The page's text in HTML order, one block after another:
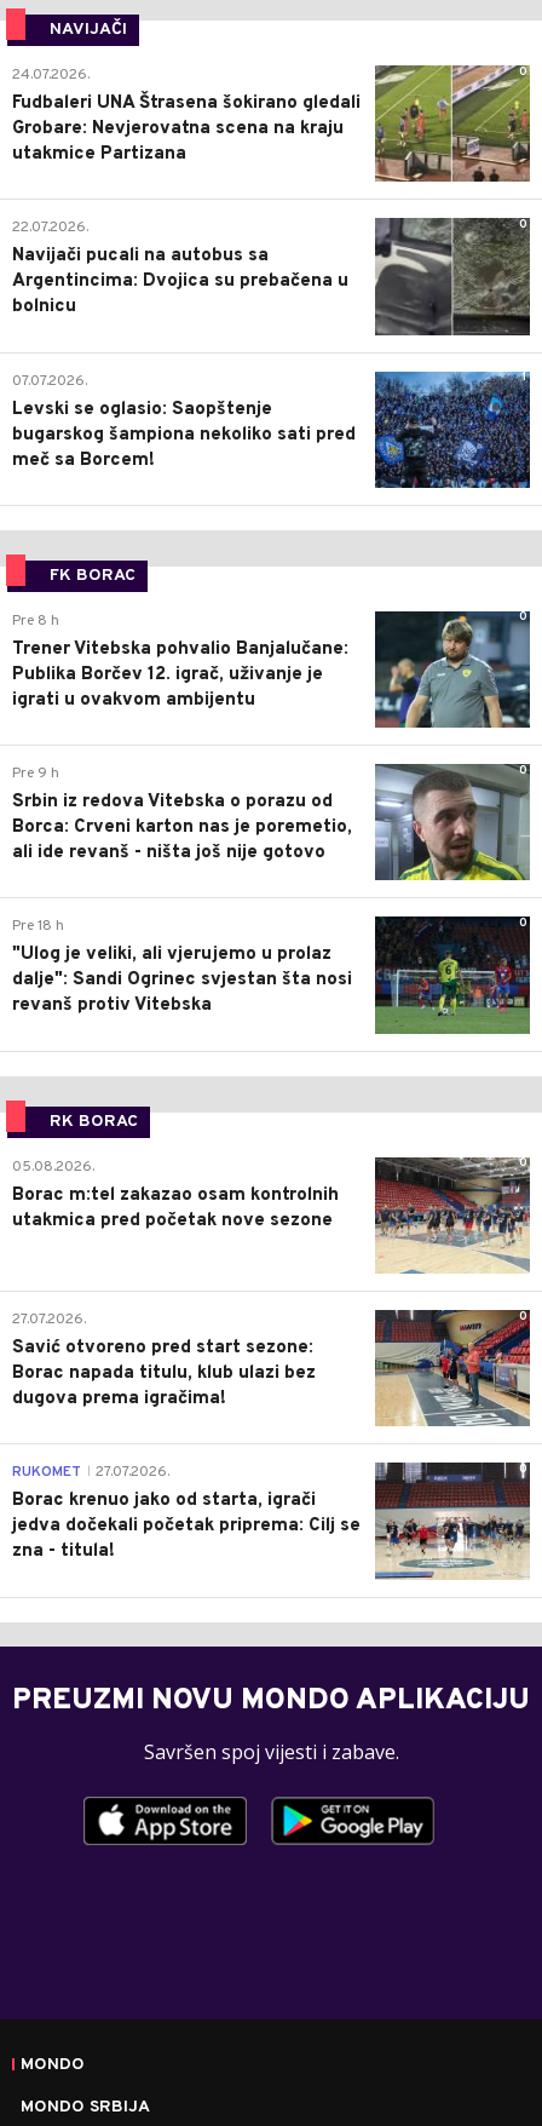
NAVIJAČI
0
24.07.2026.
Fudbaleri UNA Štrasena šokirano gledali
Grobare: Nevjerovatna scena na kraju
utakmice Partizana
0
22.07.2026.
Navijači pucali na autobus sa
Argentincima: Dvojica su prebačena u
bolnicu
1
07.07.2026.
Levski se oglasio: Saopštenje
bugarskog šampiona nekoliko sati pred
meč sa Borcem!
FK BORAC
0
Pre 8 h
Trener Vitebska pohvalio Banjalučane:
Publika Borčev 12. igrač, uživanje je
igrati u ovakvom ambijentu
0
Pre 9 h
Srbin iz redova Vitebska o porazu od
Borca: Crveni karton nas je poremetio,
ali ide revanš - ništa još nije gotovo
0
Pre 18 h
"Ulog je veliki, ali vjerujemo u prolaz
dalje": Sandi Ogrinec svjestan šta nosi
revanš protiv Vitebska
RK BORAC
0
05.08.2026.
Borac m:tel zakazao osam kontrolnih
utakmica pred početak nove sezone
0
27.07.2026.
Savić otvoreno pred start sezone:
Borac napada titulu, klub ulazi bez
dugova prema igračima!
0
RUKOMET 27.07.2026.
Borac krenuo jako od starta, igrači
jedva dočekali početak priprema: Cilj se
zna - titula!
PREUZMI NOVU MONDO APLIKACIJU
Savršen spoj vijesti i zabave.
MONDO
MONDO SRBIJA